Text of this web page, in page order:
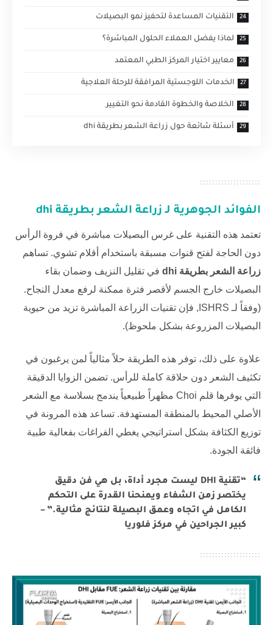
التقنيات المساعدة لتحفيز نمو البصيلات
لماذا يفضل العملاء الحلول المباشرة؟
معايير اختيار المركز الطبي المعتمد
الخدمات اللوجستية المرافقة للرحلة العلاجية
الخلاصة والخطوة القادمة نحو التغيير
أسئلة شائعة حول زراعة الشعر بطريقة dhi
الفوائد الجوهرية لـ زراعة الشعر بطريقة dhi
تعتمد هذه التقنية على غرس البصيلات مباشرة في فروة الرأس
دون الحاجة لفتح قنوات مسبقة باستخدام أقلام تشوي. تساهم
زراعة الشعر بطريقة dhi
في تقليل النزيف وضمان بقاء
البصيلات خارج الجسم لأقصر فترة ممكنة لرفع معدل النجاح.
(وفقاً لـ ISHRS , فإن تقنيات الزراعة المباشرة تزيد من حيوية
البصيلات المزروعة بشكل ملحوظ).
علاوة على ذلك، توفر هذه الطريقة حلاً مثالياً لمن يرغبون في
تكثيف الشعر دون حلاقة كاملة للرأس. تضمن الزوايا الدقيقة
التي يوفرها قلم Choi مظهراً طبيعياً يندمج بسلاسة مع الشعر
الأصلي المحيط بالمنطقة المستهدفة. تساعد هذه المرونة في
توزيع الكثافة بشكل استراتيجي يغطي الفراغات بفعالية طبية
فائقة الجودة.
“تقنية DHI ليست مجرد أداة، بل هي فن دقيق
يختصر زمن الشفاء ويمنحنا القدرة على التحكم
الكامل في اتجاه وعمق البصيلة لنتائج مثالية.” –
كبير الجراحين في مركز فلوريا